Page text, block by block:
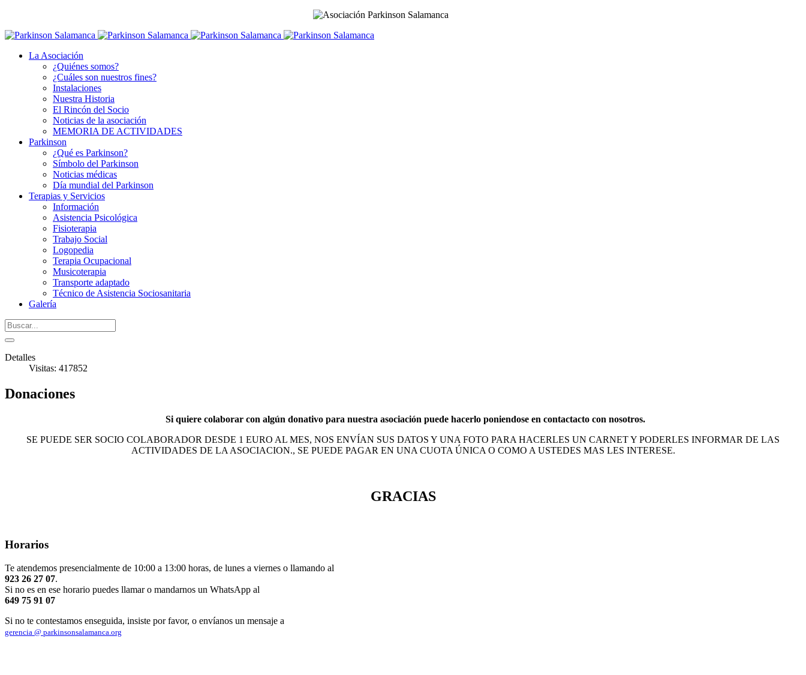
La Asociación
¿Quiénes somos?
¿Cuáles son nuestros fines?
Instalaciones
Nuestra Historia
El Rincón del Socio
Noticias de la asociación
MEMORIA DE ACTIVIDADES
Parkinson
¿Qué es Parkinson?
Símbolo del Parkinson
Noticias médicas
Día mundial del Parkinson
Terapias y Servicios
Información
Asistencia Psicológica
Fisioterapia
Trabajo Social
Logopedia
Terapia Ocupacional
Musicoterapia
Transporte adaptado
Técnico de Asistencia Sociosanitaria
Galería
Detalles
Visitas: 417852
Donaciones
Si quiere colaborar con algún donativo para nuestra asociación puede hacerlo poniendose en contactacto con nosotros.
SE PUEDE SER SOCIO COLABORADOR DESDE 1 EURO AL MES, NOS ENVÍAN SUS DATOS Y UNA FOTO PARA HACERLES UN CARNET Y PODERLES INFORMAR DE LAS
ACTIVIDADES DE LA ASOCIACION., SE PUEDE PAGAR EN UNA CUOTA ÚNICA O COMO A USTEDES MAS LES INTERESE.
GRACIAS
Horarios
Te atendemos presencialmente de 10:00 a 13:00 horas, de lunes a viernes o llamando al
923 26 27 07.
Si no es en ese horario puedes llamar o mandarnos un WhatsApp al
649 75 91 07
Si no te contestamos enseguida, insiste por favor, o envíanos un mensaje a
gerencia @ parkinsonsalamanca.org